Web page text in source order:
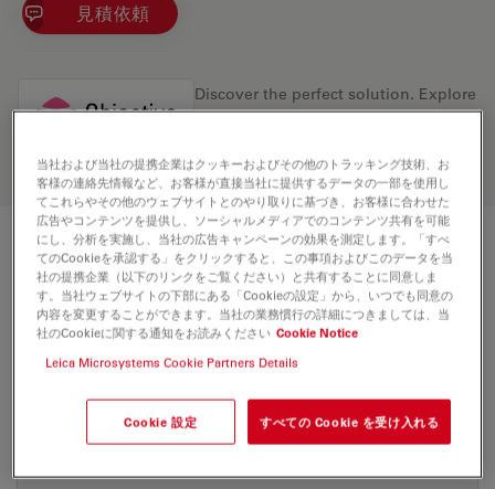
見積依頼
Discover the perfect solution. Explore
ourObjective Finder, compare
your needs.
技術仕様
製品番号 11566203
補正環 (CORR) -
カバーガラス
当社および当社の提携企業はクッキーおよびその他のトラッキング技術、お
客様の連絡先情報など、お客様が直接当社に提供するデータの一部を使用し
てこれらやその他のウェブサイトとのやり取りに基づき、お客様に合わせた
広告やコンテンツを提供し、ソーシャルメディアでのコンテンツ共有を可能
にし、分析を実施し、当社の広告キャンペーンの効果を測定します。「すべ
てのCookieを承認する」をクリックすると、この事項およびこのデータを当
社の提携企業（以下のリンクをご覧ください）と共有することに同意しま
す。当社ウェブサイトの下部にある「Cookieの設定」から、いつでも同意の
内容を変更することができます。当社の業務慣行の詳細につきましては、当
社のCookieに関する通知をお読みください Cookie Notice
Leica Microsystems Cookie Partners Details
Cookie 設定 すべての Cookie を受け入れる